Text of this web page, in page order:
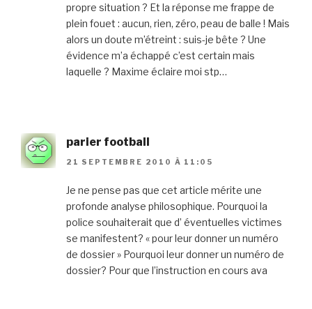
propre situation ? Et la réponse me frappe de
plein fouet : aucun, rien, zéro, peau de balle ! Mais
alors un doute m’étreint : suis-je bête ? Une
évidence m’a échappé c’est certain mais
laquelle ? Maxime éclaire moi stp…
parier football
21 SEPTEMBRE 2010 À 11:05
Je ne pense pas que cet article mérite une
profonde analyse philosophique. Pourquoi la
police souhaiterait que d’ éventuelles victimes
se manifestent? « pour leur donner un numéro
de dossier » Pourquoi leur donner un numéro de
dossier? Pour que l’instruction en cours ava